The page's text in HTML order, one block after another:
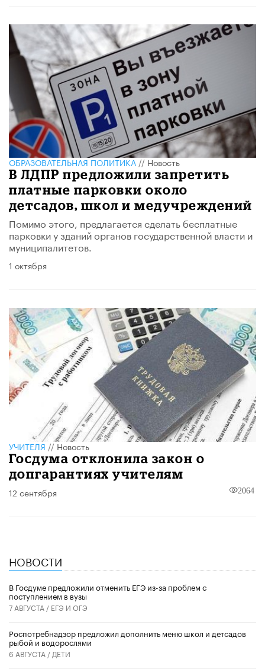
ОБРАЗОВАТЕЛЬНАЯ ПОЛИТИКА//Новость
В ЛДПР предложили запретить
платные парковки около
детсадов, школ и медучреждений
Помимо этого, предлагается сделать бесплатные
парковки у зданий органов государственной власти и
муниципалитетов.
1 октября
УЧИТЕЛЯ //Новость
Госдума отклонила закон о
допгарантиях учителям
12 сентября 2064
НОВОСТИ
В Госдуме предложили отменить ЕГЭ из-за проблем с
поступлением в вузы
7 АВГУСТА / ЕГЭ И ОГЭ
Роспотребнадзор предложил дополнить меню школ и детсадов
рыбой и водорослями
6 АВГУСТА / ДЕТИ